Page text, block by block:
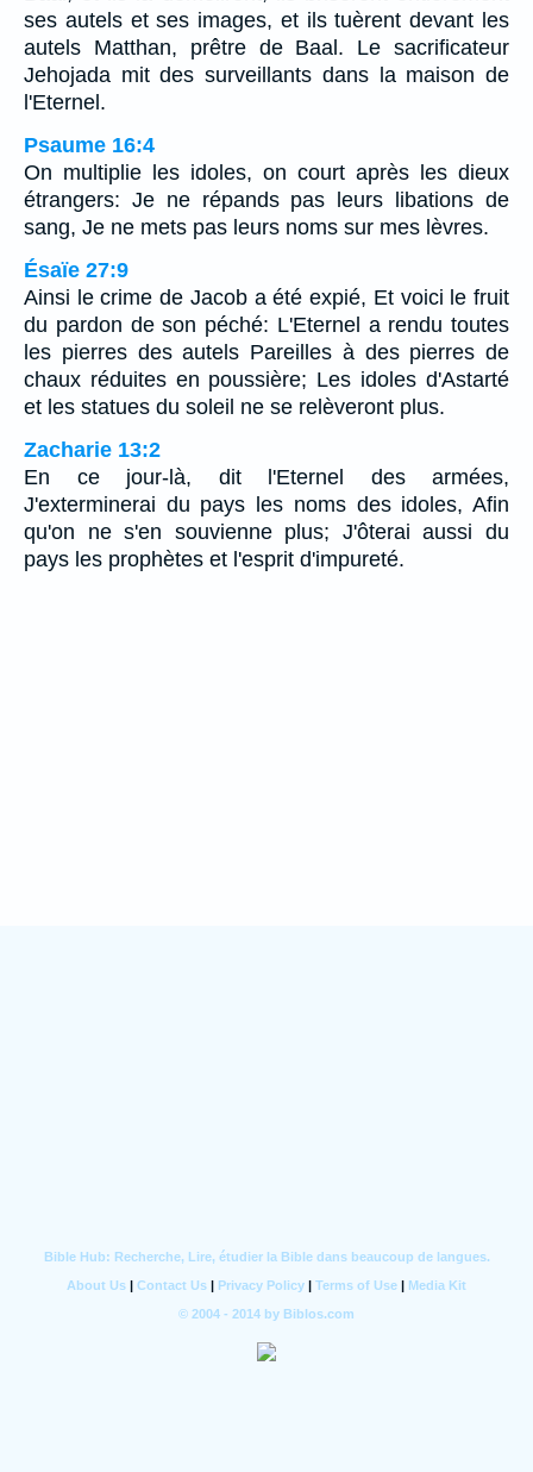
ses autels et ses images, et ils tuèrent devant les
autels Matthan, prêtre de Baal. Le sacrificateur
Jehojada mit des surveillants dans la maison de
l'Eternel.
Psaume 16:4
On multiplie les idoles, on court après les dieux
étrangers: Je ne répands pas leurs libations de
sang, Je ne mets pas leurs noms sur mes lèvres.
Ésaïe 27:9
Ainsi le crime de Jacob a été expié, Et voici le fruit
du pardon de son péché: L'Eternel a rendu toutes
les pierres des autels Pareilles à des pierres de
chaux réduites en poussière; Les idoles d'Astarté
et les statues du soleil ne se relèveront plus.
Zacharie 13:2
En ce jour-là, dit l'Eternel des armées,
J'exterminerai du pays les noms des idoles, Afin
qu'on ne s'en souvienne plus; J'ôterai aussi du
pays les prophètes et l'esprit d'impureté.